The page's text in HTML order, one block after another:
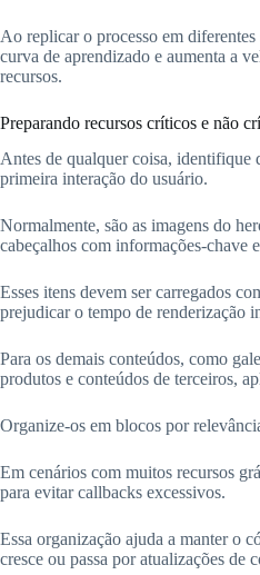
Ao replicar o processo em
curva de aprendizado e aumenta a
recursos.
Preparando recursos críticos e não
Antes de qualquer coisa, identifique
primeira interação do usuário.
Normalmente, são as imagens do
cabeçalhos com informações-chave
Esses itens devem ser carregados
prejudicar o tempo de renderização
Para os demais conteúdos, como
produtos e conteúdos de terceiros,
Organize-os em blocos por
Em cenários com muitos recursos
para evitar callbacks excessivos.
Essa organização ajuda a manter o
cresce ou passa por atualizações de